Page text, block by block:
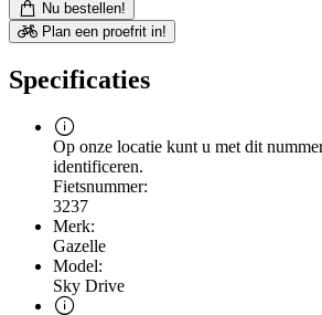
Nu bestellen!
Plan een proefrit in!
Specificaties
Op onze locatie kunt u met dit
identificeren.
Fietsnummer:
3237
Merk:
Gazelle
Model:
Sky Drive